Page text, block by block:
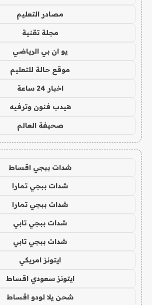
مصادر التعليم
مجلة تقنية
يو ان بي الرياضي
موقع حالة للتعليم
اخبار 24 ساعة
هيدب فنون وترفيه
صحيفة العالم
شدات ببجي اقساط
شدات ببجي تمارا
شدات ببجي تمارا
شدات ببجي تابي
شدات ببجي تابي
ايتونز امريكي
ايتونز سعودي اقساط
شحن يلا لودو اقساط